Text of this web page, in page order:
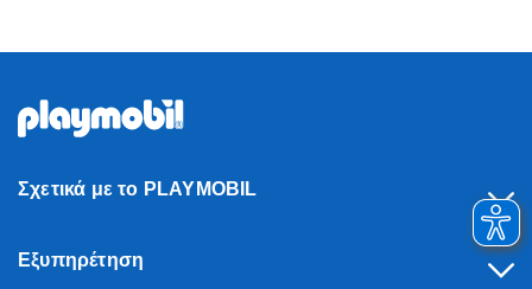
Σχετικά με το PLAYMOBIL
Εξυπηρέτηση